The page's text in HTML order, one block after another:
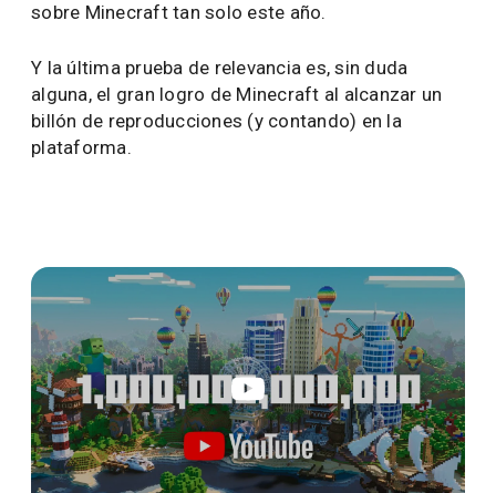
sobre Minecraft tan solo este año.
Y la última prueba de relevancia es, sin duda
alguna, el gran logro de Minecraft al alcanzar un
billón de reproducciones (y contando) en la
plataforma.